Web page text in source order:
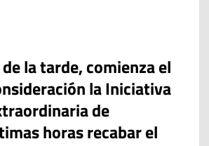
la tarde, comienza el
la Iniciativa
de
horas recabar el